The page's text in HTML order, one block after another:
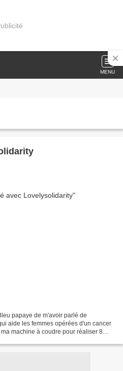
MENU
papaye de m'avoir parlé de
aide les femmes opérées d'un cancer
machine à coudre pour réaliser 8